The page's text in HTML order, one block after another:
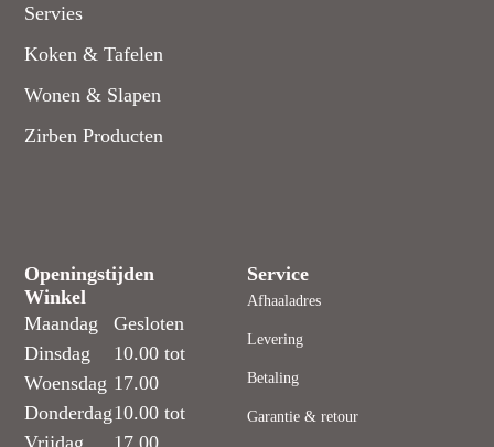
Servies
Koken & Tafelen
Wonen & Slapen
Zirben Producten
Openingstijden
Winkel
Maandag
Dinsdag
Woensdag
Donderdag
Vrijdag
Gesloten
10.00 tot
17.00
10.00 tot
17.00
Service
Afhaaladres
Levering
Betaling
Garantie & retour